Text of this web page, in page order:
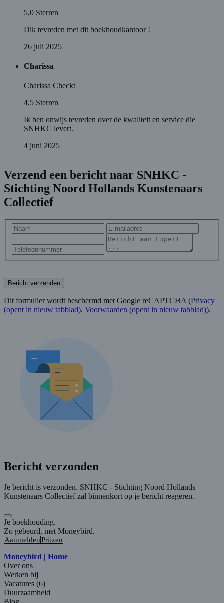
5,0 Sterren
Dik tevreden met dit boekhoudkantoor !
26 juli 2025
Charissa
Charissa Checkt
4,5 Sterren
Ik ben onwijs tevreden over de kwaliteit en service die
SNHKC levert.
4 juni 2025
Verzend een bericht naar SNHKC -
Stichting Noord Hollands Kunstenaars
Collectief
Bericht verzenden
Dit formulier wordt beschermd met Google reCAPTCHA (Privacy
(opent in nieuw tabblad), Voorwaarden (opent in nieuw tabblad)).
Bericht verzonden
Je bericht is verzonden. SNHKC - Stichting Noord Hollands
Kunstenaars Collectief zal binnenkort op je bericht reageren.